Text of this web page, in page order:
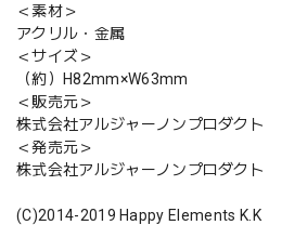
＜素材＞
アクリル・金属
＜サイズ＞
（約）H82mm×W63mm
＜販売元＞
株式会社アルジャーノンプロダクト
＜発売元＞
株式会社アルジャーノンプロダクト
(C)2014-2019 Happy Elements K.K